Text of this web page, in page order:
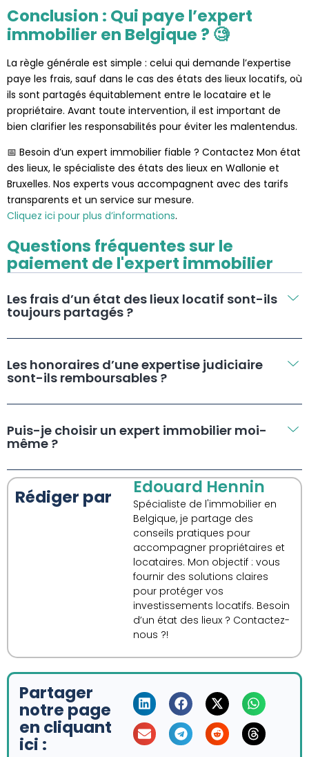
Conclusion : Qui paye l’expert
immobilier en Belgique ? 🧐
La règle générale est simple : celui qui demande l’expertise
paye les frais, sauf dans le cas des états des lieux locatifs, où
ils sont partagés équitablement entre le locataire et le
propriétaire. Avant toute intervention, il est important de
bien clarifier les responsabilités pour éviter les malentendus.
📅 Besoin d’un expert immobilier fiable ? Contactez Mon état
des lieux, le spécialiste des états des lieux en Wallonie et
Bruxelles. Nos experts vous accompagnent avec des tarifs
transparents et un service sur mesure.
Cliquez ici pour plus d’informations.
Questions fréquentes sur le
paiement de l'expert immobilier
Les frais d’un état des lieux locatif sont-ils
toujours partagés ?
Les honoraires d’une expertise judiciaire
sont-ils remboursables ?
Puis-je choisir un expert immobilier moi-
même ?
Rédiger par Edouard Hennin
Spécialiste de l'immobilier en
Belgique, je partage des
conseils pratiques pour
accompagner propriétaires et
locataires. Mon objectif : vous
fournir des solutions claires
pour protéger vos
investissements locatifs. Besoin
d’un état des lieux ? Contactez-
nous ?!
Partager
notre page
en cliquant
ici :